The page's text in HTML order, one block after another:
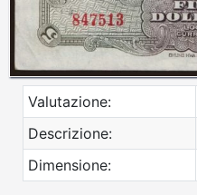
Valutazione:
Descrizione:
Dimensione: